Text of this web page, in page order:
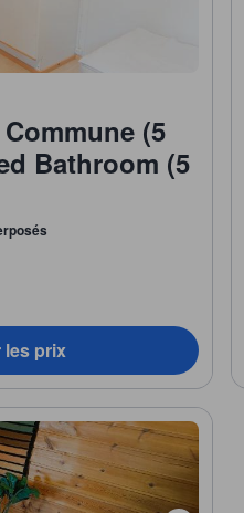
(5
Bathroom (5
les prix